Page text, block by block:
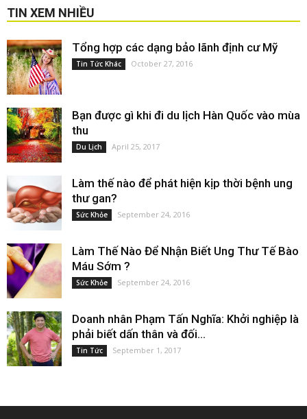
TIN XEM NHIỀU
Tổng hợp các dạng bảo lãnh định cư Mỹ
Tin Tức Khác October 27, 2016
Bạn được gì khi đi du lịch Hàn Quốc vào mùa
thu
Du Lịch April 25, 2017
Làm thế nào để phát hiện kịp thời bệnh ung
thư gan?
Sức Khỏe September 24, 2016
Làm Thế Nào Để Nhận Biết Ung Thư Tế Bào
Máu Sớm ?
Sức Khỏe September 24, 2016
Doanh nhân Phạm Tấn Nghĩa: Khởi nghiệp là
phải biết dấn thân và đối...
Tin Tức September 1, 2017